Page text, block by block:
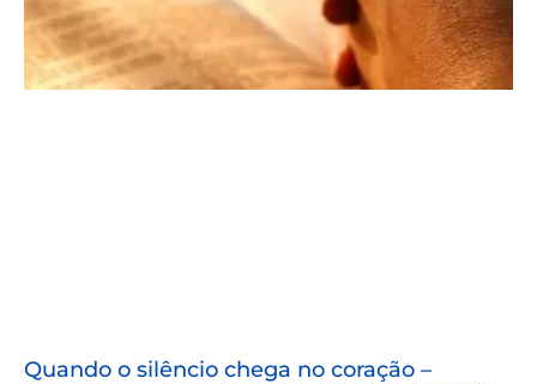
Quando o silêncio chega no coração –